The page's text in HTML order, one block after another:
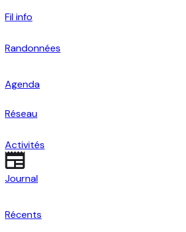
Fil info
Randonnées
Agenda
Réseau
Activités
Journal
Récents